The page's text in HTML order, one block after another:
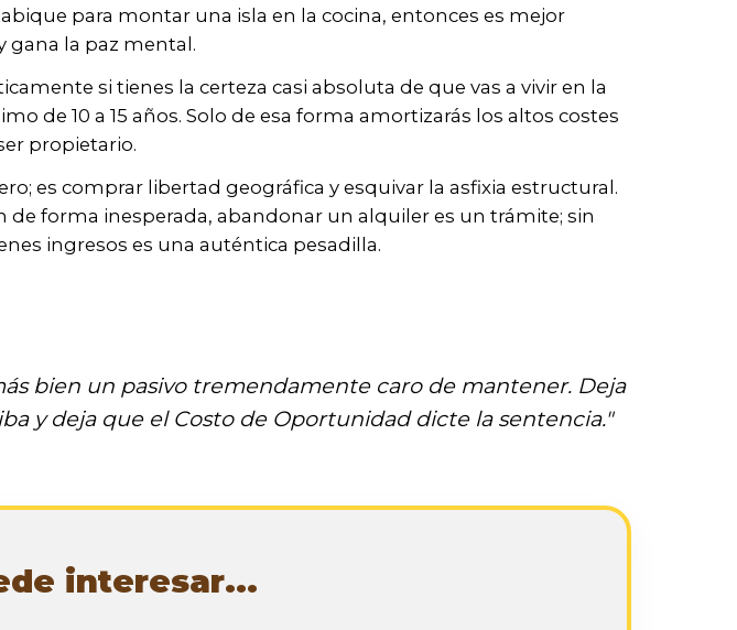
para montar una isla en la cocina, entonces es mejor
gana la paz mental.
si tienes la certeza casi absoluta de que vas a vivir en la
10 a 15 años. Solo de esa forma amortizarás los altos costes
propietario.
es comprar libertad geográfica y esquivar la asfixia estructural.
forma inesperada, abandonar un alquiler es un trámite; sin
ingresos es una auténtica pesadilla.
bien un pasivo tremendamente caro de mantener. Deja
y deja que el Costo de Oportunidad dicte la sentencia."
interesar...